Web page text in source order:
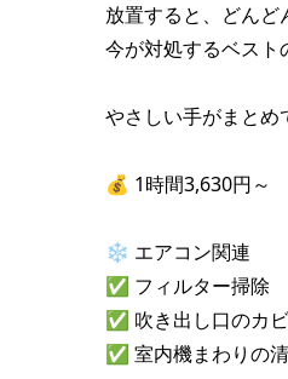
放置すると、どん
今が対処するベスト
やさしい手がまと
💰 1時間3,630円～
❄️ エアコン関連
✅ フィルター掃除
✅ 吹き出し口のカ
✅ 室内機まわりの